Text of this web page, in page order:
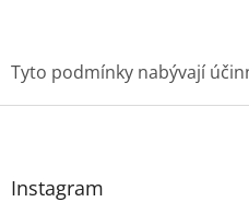
Tyto podmínky nabývají
Z
Instagram